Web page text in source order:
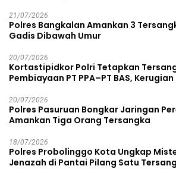
21/07/2026
Polres Bangkalan Amankan 3
Gadis Dibawah Umur
20/07/2026
Kortastipidkor Polri Tetapkan
Pembiayaan PT PPA–PT BAS,
20/07/2026
Polres Pasuruan Bongkar Jaringan
Amankan Tiga Orang Tersangka
18/07/2026
Polres Probolinggo Kota Ungkap
Jenazah di Pantai Pilang Satu